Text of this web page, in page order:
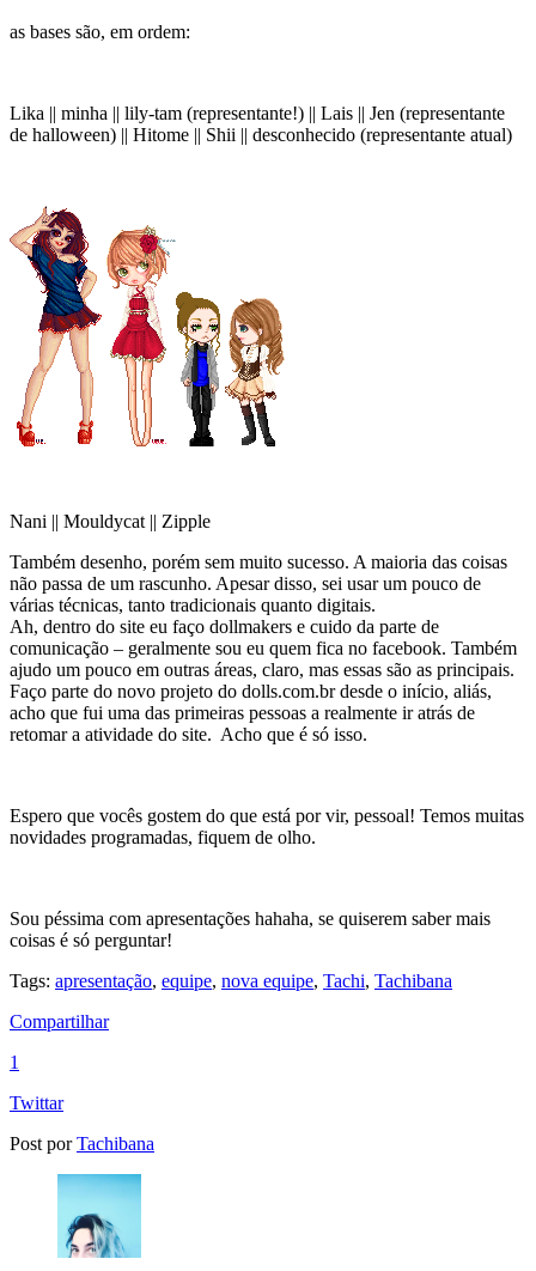
as bases são, em ordem:
Lika || minha || lily-tam (representante!) || Lais || Jen (representante
de halloween) || Hitome || Shii || desconhecido (representante atual)
Nani || Mouldycat || Zipple
Também desenho, porém sem muito sucesso. A maioria das coisas
não passa de um rascunho. Apesar disso, sei usar um pouco de
várias técnicas, tanto tradicionais quanto digitais.
Ah, dentro do site eu faço dollmakers e cuido da parte de
comunicação – geralmente sou eu quem fica no facebook. Também
ajudo um pouco em outras áreas, claro, mas essas são as principais.
Faço parte do novo projeto do dolls.com.br desde o início, aliás,
acho que fui uma das primeiras pessoas a realmente ir atrás de
retomar a atividade do site. Acho que é só isso.
Espero que vocês gostem do que está por vir, pessoal! Temos muitas
novidades programadas, fiquem de olho.
Sou péssima com apresentações hahaha, se quiserem saber mais
coisas é só perguntar!
Tags: apresentação, equipe, nova equipe, Tachi, Tachibana
Compartilhar
1
Twittar
Post porTachibana